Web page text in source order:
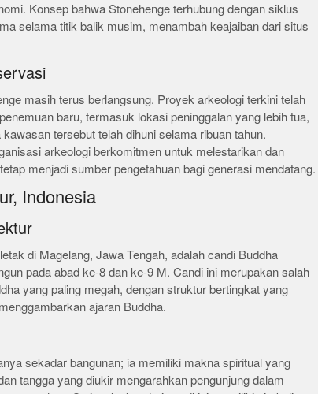
Konsep bahwa Stonehenge terhubung dengan siklus
selama titik balik musim, menambah keajaiban dari situs
masih terus berlangsung. Proyek arkeologi terkini telah
baru, termasuk lokasi peninggalan yang lebih tua,
tersebut telah dihuni selama ribuan tahun.
arkeologi berkomitmen untuk melestarikan dan
menjadi sumber pengetahuan bagi generasi mendatang.
Indonesia
di Magelang, Jawa Tengah, adalah candi Buddha
pada abad ke-8 dan ke-9 M. Candi ini merupakan salah
yang paling megah, dengan struktur bertingkat yang
ajaran Buddha.
sekadar bangunan; ia memiliki makna spiritual yang
tangga yang diukir mengarahkan pengunjung dalam